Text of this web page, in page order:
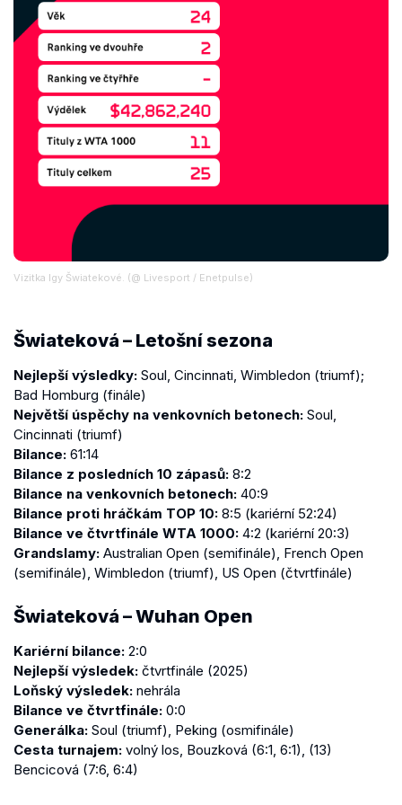
Vizitka Igy Šwiatekové. (@ Livesport / Enetpulse)
Šwiateková – Letošní sezona
Nejlepší výsledky: Soul, Cincinnati, Wimbledon (triumf);
Bad Homburg (finále)
Největší úspěchy na venkovních betonech: Soul,
Cincinnati (triumf)
Bilance: 61:14
Bilance z posledních 10 zápasů: 8:2
Bilance na venkovních betonech: 40:9
Bilance proti hráčkám TOP 10: 8:5 (kariérní 52:24)
Bilance ve čtvrtfinále WTA 1000: 4:2 (kariérní 20:3)
Grandslamy: Australian Open (semifinále), French Open
(semifinále), Wimbledon (triumf), US Open (čtvrtfinále)
Šwiateková – Wuhan Open
Kariérní bilance: 2:0
Nejlepší výsledek: čtvrtfinále (2025)
Loňský výsledek: nehrála
Bilance ve čtvrtfinále: 0:0
Generálka: Soul (triumf), Peking (osmifinále)
Cesta turnajem: volný los, Bouzková (6:1, 6:1), (13)
Bencicová (7:6, 6:4)